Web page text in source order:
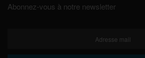
Abonnez-vous à notre newsletter